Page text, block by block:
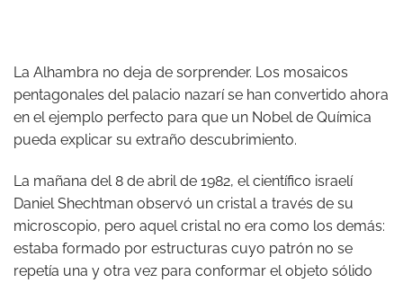
La Alhambra no deja de sorprender. Los mosaicos
pentagonales del palacio nazarí se han convertido ahora
en el ejemplo perfecto para que un Nobel de Química
pueda explicar su extraño descubrimiento.
La mañana del 8 de abril de 1982, el científico israelí
Daniel Shechtman observó un cristal a través de su
microscopio, pero aquel cristal no era como los demás:
estaba formado por estructuras cuyo patrón no se
repetía una y otra vez para conformar el objeto sólido